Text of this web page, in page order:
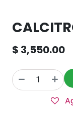
$ 3,550.00